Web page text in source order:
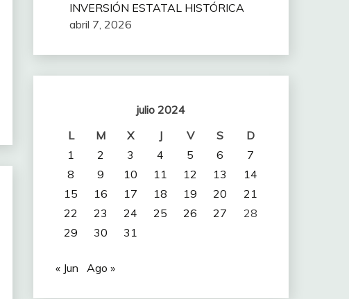
INVERSIÓN ESTATAL HISTÓRICA
abril 7, 2026
julio 2024
L
M X J V S
D
1
2 3 4 5 6
7
8
9 10 11 12 13
14
15
16 17 18 19 20
21
22
23 24 25 26 27
28
29
30 31
« Jun Ago »